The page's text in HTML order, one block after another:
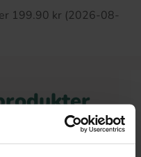
199.90 kr (2026-08-